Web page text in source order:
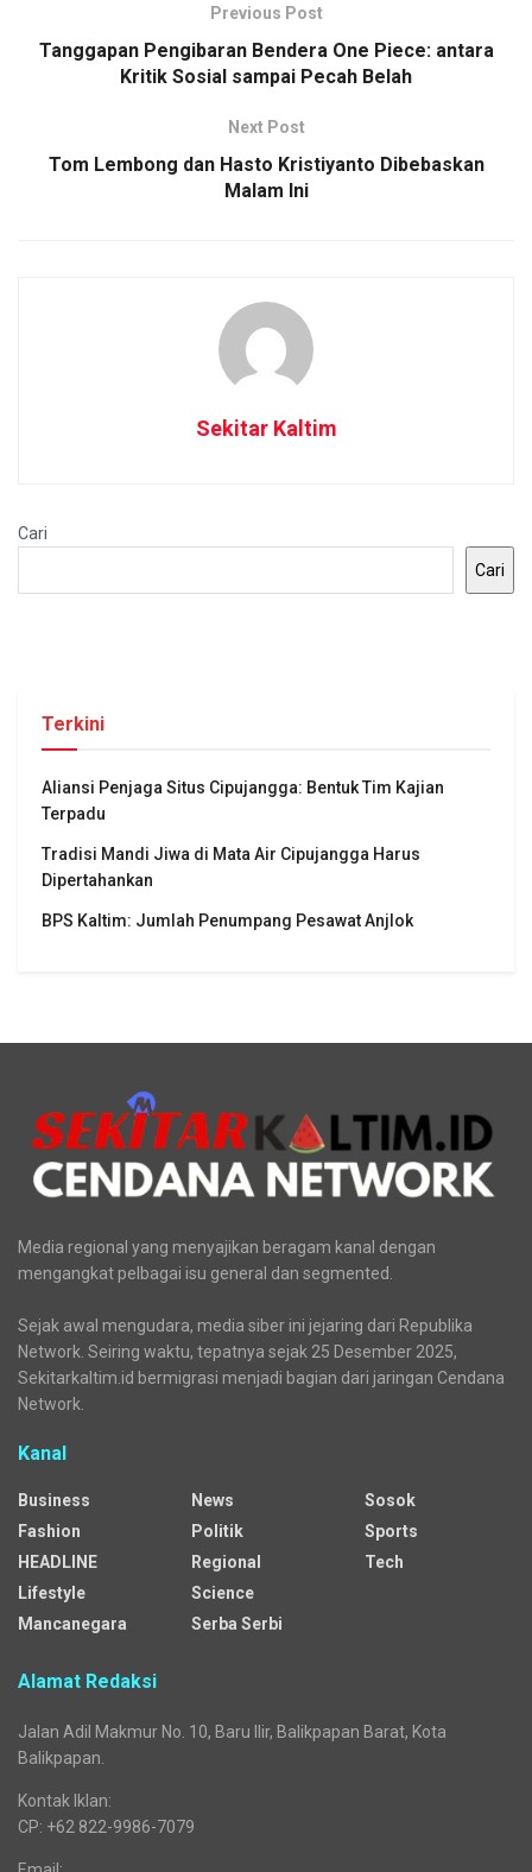
Previous Post
Tanggapan Pengibaran Bendera One Piece: antara
Kritik Sosial sampai Pecah Belah
Next Post
Tom Lembong dan Hasto Kristiyanto Dibebaskan
Malam Ini
Sekitar Kaltim
Cari
Cari
Terkini
Aliansi Penjaga Situs Cipujangga: Bentuk Tim Kajian
Terpadu
Tradisi Mandi Jiwa di Mata Air Cipujangga Harus
Dipertahankan
BPS Kaltim: Jumlah Penumpang Pesawat Anjlok
Media regional yang menyajikan beragam kanal dengan
mengangkat pelbagai isu general dan segmented.
Sejak awal mengudara, media siber ini jejaring dari Republika
Network. Seiring waktu, tepatnya sejak 25 Desember 2025,
Sekitarkaltim.id bermigrasi menjadi bagian dari jaringan Cendana
Network.
Kanal
Business
Fashion
HEADLINE
Lifestyle
Mancanegara
News
Politik
Regional
Science
Serba Serbi
Sosok
Sports
Tech
Alamat Redaksi
Jalan Adil Makmur No. 10, Baru Ilir, Balikpapan Barat, Kota
Balikpapan.
Kontak Iklan:
CP: +62 822-9986-7079